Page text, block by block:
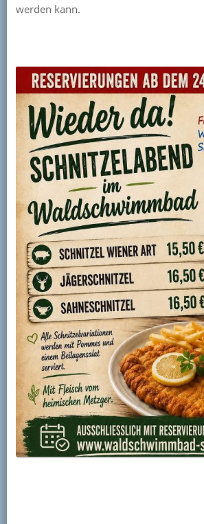
werden kann.